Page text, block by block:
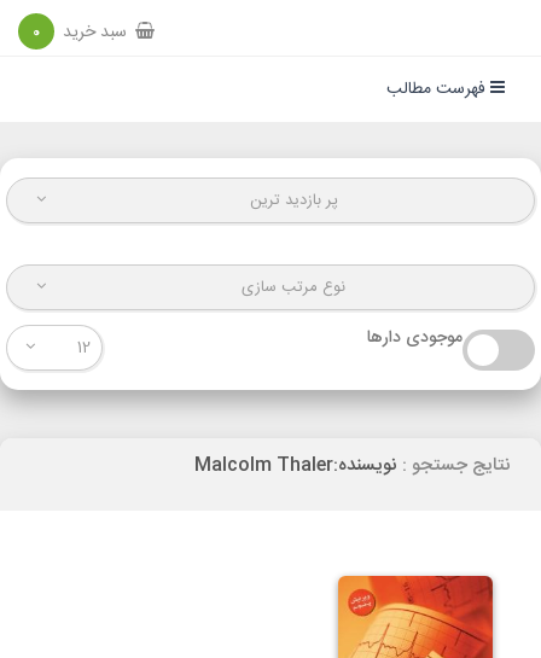
سبد خرید 0
فهرست مطالب
پر بازدید ترین
نوع مرتب سازی
موجودی دارها 12
نتایج جستجو : نویسنده:Malcolm Thaler